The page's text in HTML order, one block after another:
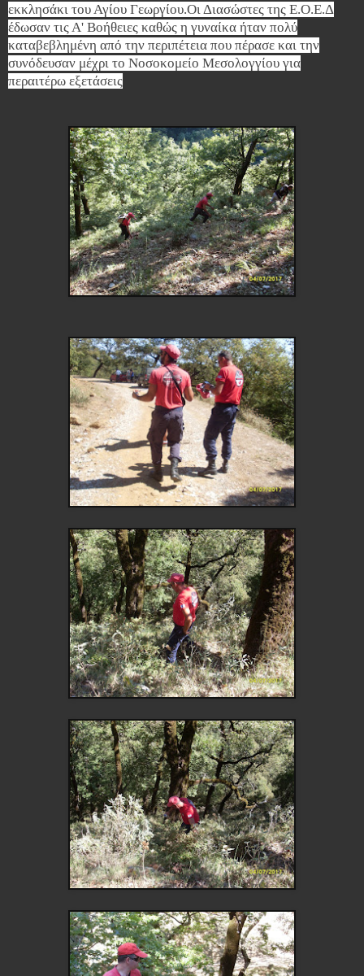
εκκλησάκι του Αγίου Γεωργίου.Οι Διασώστες της Ε.Ο.Ε.Δ
έδωσαν τις Α' Βοήθειες καθώς η γυναίκα ήταν πολύ
καταβεβλημένη από την περιπέτεια που πέρασε και την
συνόδευσαν μέχρι το Νοσοκομείο Μεσολογγίου για
περαιτέρω εξετάσεις